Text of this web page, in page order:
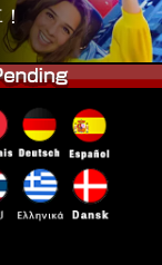
大阪